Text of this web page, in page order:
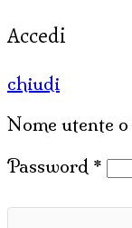
Accedi
chiudi
Nome utente
Password *